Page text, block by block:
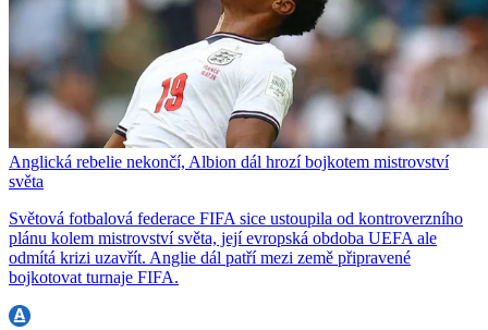
Anglická rebelie nekončí, Albion dál hrozí bojkotem mistrovství
světa
Světová fotbalová federace FIFA sice ustoupila od kontroverzního
plánu kolem mistrovství světa, její evropská obdoba UEFA ale
odmítá krizi uzavřít. Anglie dál patří mezi země připravené
bojkotovat turnaje FIFA.